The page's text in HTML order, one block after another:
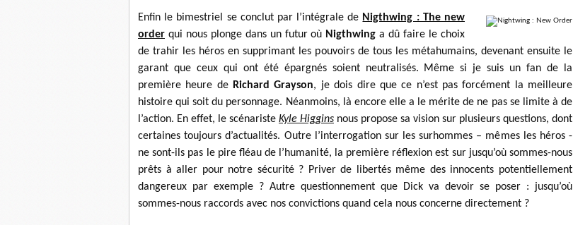
Enfin le bimestriel se conclut par l’intégrale de Nigthwing : The new
order qui nous plonge dans un futur où Nigthwing a dû faire le choix
de trahir les héros en supprimant les pouvoirs de tous les métahumains, devenant ensuite le
garant que ceux qui ont été épargnés soient neutralisés. Même si je suis un fan de la
première heure de Richard Grayson, je dois dire que ce n’est pas forcément la meilleure
histoire qui soit du personnage. Néanmoins, là encore elle a le mérite de ne pas se limite à de
l’action. En effet, le scénariste Kyle Higgins nous propose sa vision sur plusieurs questions, dont
certaines toujours d’actualités. Outre l’interrogation sur les surhommes – mêmes les héros -
ne sont-ils pas le pire fléau de l’humanité, la première réflexion est sur jusqu’où sommes-nous
prêts à aller pour notre sécurité ? Priver de libertés même des innocents potentiellement
dangereux par exemple ? Autre questionnement que Dick va devoir se poser : jusqu’où
sommes-nous raccords avec nos convictions quand cela nous concerne directement ?